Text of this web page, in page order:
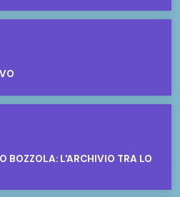
BOZZOLA: L'ARCHIVIO TRA LO